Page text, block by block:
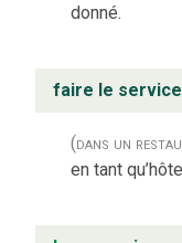
donné.
faire le service
(dans un
en tant